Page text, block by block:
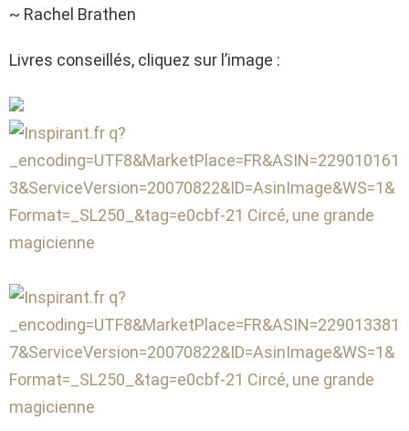
~ Rachel Brathen
Livres conseillés, cliquez sur l’image :